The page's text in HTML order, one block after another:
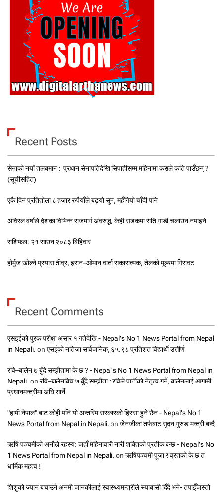
Recent Posts
सेनाको नयाँ तलबमान : प्रधान सेनापतिदेखि सिपाहीसम्म महिनामा कसले कति पाउँछन् ?
(सूचीसहित)
एकै दिन प्रतितोला ८ हजार रुपैयाँले बढ्यो सुन, महँगियो चाँदी पनि
अविरल वर्षाले देशका विभिन्न राजमार्ग अवरुद्ध, केही सडकमा राति गाडी चलाउन नपाइने
राशिफल: २१ साउन २०८३ बिहिवार
होर्मुज खोल्ने प्रयास तीव्र, इरान–ओमान वार्ता सकारात्मक, तेलको मूल्यमा गिरावट
Recent Comments
एसइईको पुरक परीक्षा असार १ गतेदेखि - Nepal's No 1 News Portal from Nepal
in Nepali. on एसईको नतिजा सार्वजनिक, ६५.९८ प्रतिशत विद्यार्थी उत्तीर्ण
रवि–बालेन ७ बुँदे सम्झौतामा के छ ? - Nepal's No 1 News Portal from Nepal in
Nepali. on रवि–बालेनबिच ७ बुँदे सम्झौता : रविले पार्टीको नेतृत्व गर्ने, बालेनलाई आगामी
प्रधानमन्त्रीमा अघि सार्ने
"हामी नेपाल" बाट कोही पनि यो अन्तरिम सरकारको हिस्सा हुने छैन - Nepal's No 1
News Portal from Nepal in Nepali. on जेनजीका तर्फबाट सुदन गुरुङ मन्त्री बन्दै
ऋषि पञ्चमीको अनौठो रहस्य: जहाँ महिनावारी नारी शक्तिको प्रतीक बन्छ - Nepal's No
1 News Portal from Nepal in Nepali. on ऋषिपञ्चमी पूजा र व्रतको के छ त
धार्मिक महत्व !
शिशुको ज्यान बचाउने अनमी जानकीलाई स्वास्थ्यमन्त्रीले स्याबासी दिँदै भने- तपाईँजस्तो